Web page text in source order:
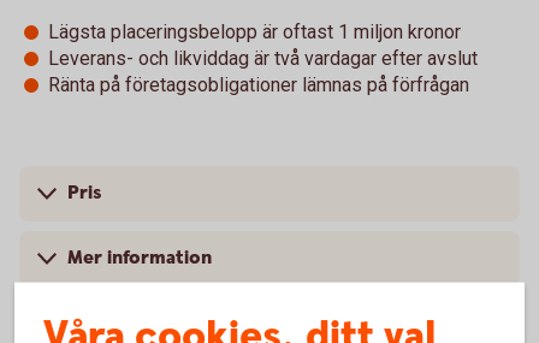
Lägsta placeringsbelopp är oftast 1 miljon kronor
Leverans- och likviddag är två vardagar efter avslut
Ränta på företagsobligationer lämnas på förfrågan
Pris
Mer information